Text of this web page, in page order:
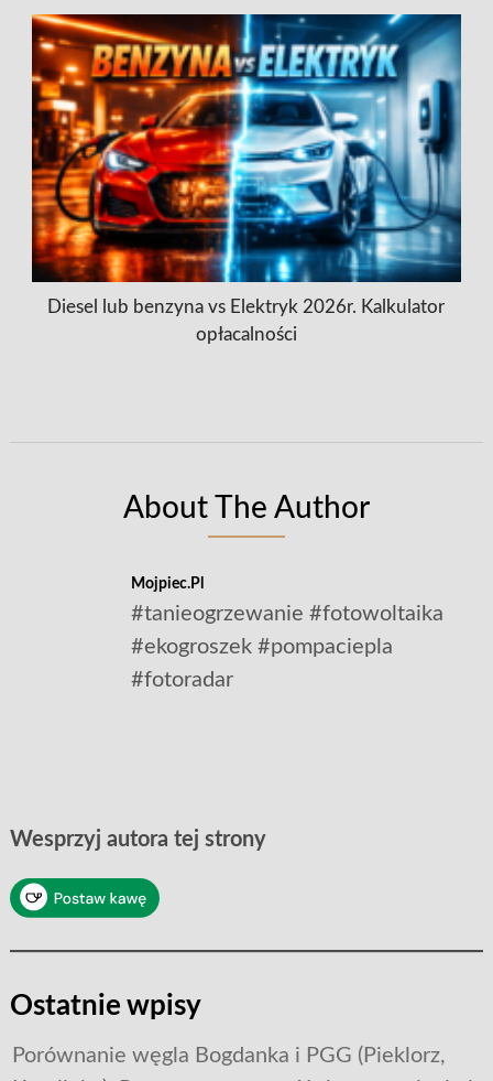
Diesel lub benzyna vs Elektryk 2026r. Kalkulator
opłacalności
About The Author
Mojpiec.pl
#tanieogrzewanie #fotowoltaika
#ekogroszek #pompaciepla
#fotoradar
Wesprzyj autora tej strony
Ostatnie wpisy
Porównanie węgla Bogdanka i PGG (Pieklorz,